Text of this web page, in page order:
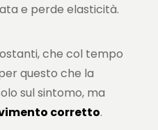
e perde elasticità.
che col tempo
questo che la
sul sintomo, ma
corretto.